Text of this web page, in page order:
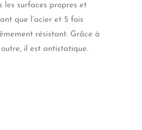
les surfaces propres et
que l’acier et 5 fois
résistant. Grâce à
il est antistatique.